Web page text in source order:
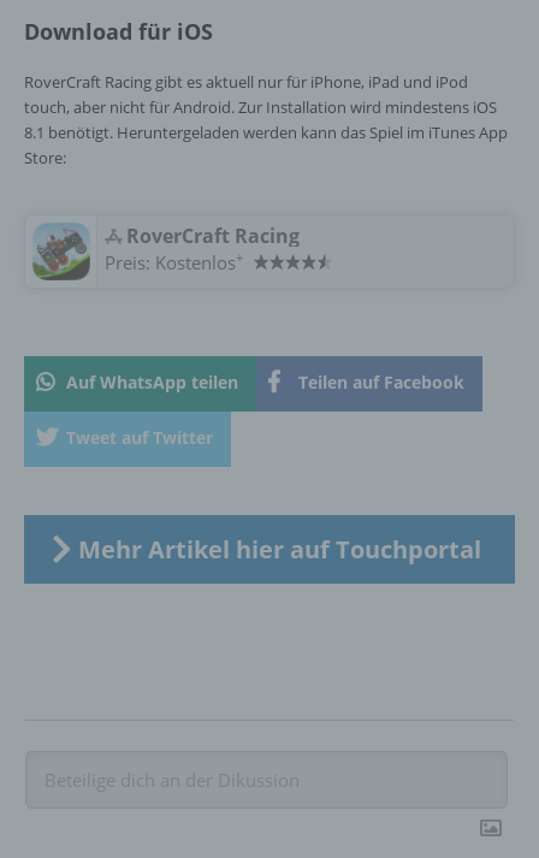
Download für iOS
RoverCraft Racing gibt es aktuell nur für iPhone, iPad und iPod
touch, aber nicht für Android. Zur Installation wird mindestens iOS
8.1 benötigt. Heruntergeladen werden kann das Spiel im iTunes App
Store:
RoverCraft Racing
Preis: Kostenlos+
Auf WhatsApp teilen Teilen auf Facebook
Tweet auf Twitter
Mehr Artikel hier auf Touchportal
Auftragsverarbeiter ist eine natürliche oder
juristische Person, Behörde, Einrichtung
Daten im Auftrag des Verantwortlichen
verarbeitet.
Empfänger ist eine natürliche oder juristische
nicht. Behörden, die im Rahmen eines
bestimmten Untersuchungsauftrags nach
Mitgliedstaaten möglicherweise
personenbezogene Daten erhalten, gelten
Verantwortlichen oder des